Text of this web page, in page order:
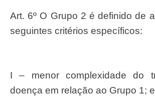
Art. 6º O Grupo 2 é definido de acordo com os
seguintes critérios específicos:
I – menor complexidade do tratamento da
doença em relação ao Grupo 1; e